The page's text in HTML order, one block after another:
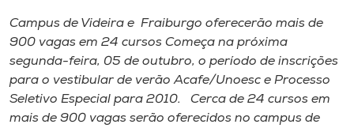
Portal de Ensino
A
Unoesc
Campus de Videira e Fraiburgo oferecerão mais de
900 vagas em 24 cursos Começa na próxima
segunda-feira, 05 de outubro, o período de inscrições
para o vestibular de verão Acafe/Unoesc e Processo
Seletivo Especial para 2010. Cerca de 24 cursos em
mais de 900 vagas serão oferecidos no campus de